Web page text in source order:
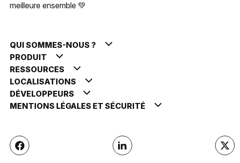
meilleure ensemble 💚
QUI SOMMES-NOUS ?
PRODUIT
RESSOURCES
LOCALISATIONS
DÉVELOPPEURS
MENTIONS LÉGALES ET SÉCURITÉ